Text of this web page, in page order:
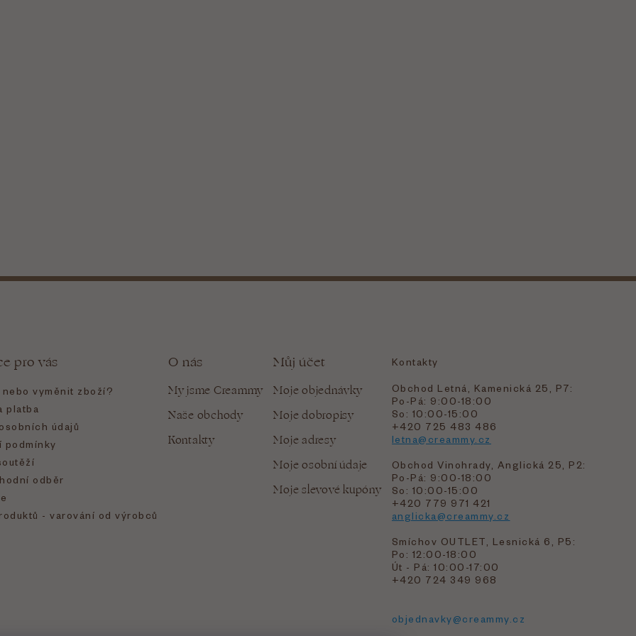
pro vás
vyměnit zboží?
platba
údajů
podmínky
odběr
- varování od výrobců
O nás
My jsme Creammy
Naše obchody
Kontakty
Můj účet
Moje objednávky
Moje dobropisy
Moje adresy
Moje osobní údaje
Moje slevové kupóny
Kontakty
Obchod Letná, Kamenická 25, P7:
Po-Pá: 9:00-18:00
So: 10:00-15:00
+420 725 483 486
letna@creammy.cz
Obchod Vinohrady, Anglická 25, P2:
Po-Pá: 9:00-18:00
So: 10:00-15:00
+420 779 971 421
anglicka@creammy.cz
Smíchov OUTLET, Lesnická 6, P5:
Po: 12:00-18:00
Út - Pá: 10:00-17:00
+420 724 349 968
objednavky@creammy.cz